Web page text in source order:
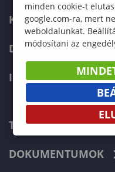
KÉPZÉSEK
DOKTORI ISKOLA
INTERNATIONAL
TELEFONKÖNYV
DOKUMENTUMOK
minden cookie-t
google.com-ra, mert
weboldalunkat.
módosítani az